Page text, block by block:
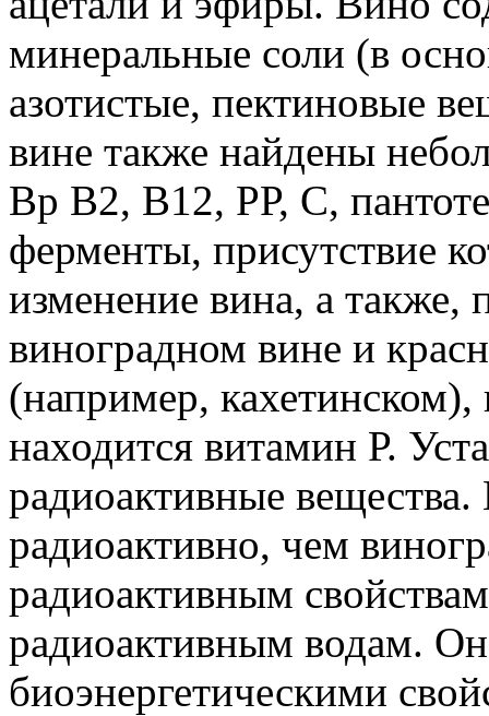
минеральные соли (в
азотистые, пектиновые
вине также найдены
Вр В2, В12, РР, С,
ферменты, присутствие
изменение вина, а
виноградном вине и
(например,
находится витамин Р.
радиоактивные
радиоактивно, чем
радиоактивным
радиоактивным водам.
биоэнергетическими